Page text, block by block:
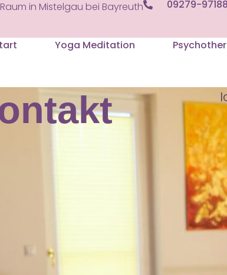
in Mistelgau bei Bayreuth 09279-
Yoga Meditation